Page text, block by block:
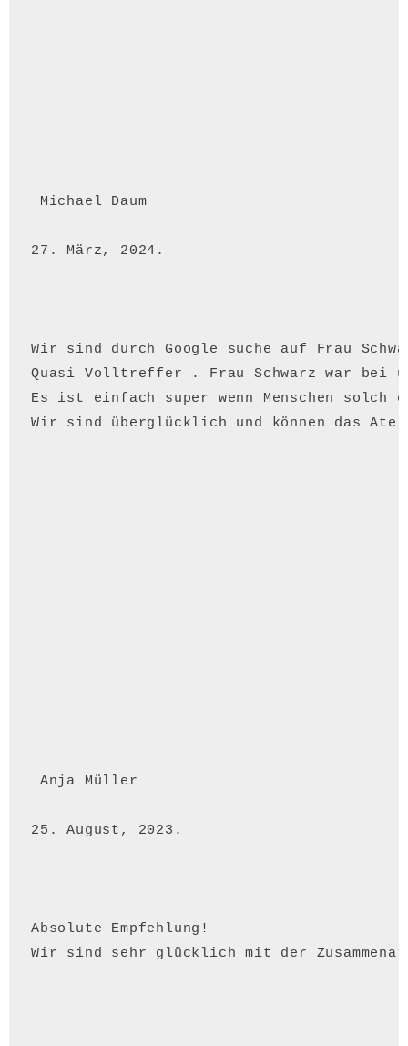
Michael Daum
27. März, 2024.
Wir sind durch Google suche auf Frau
Quasi Volltreffer . Frau Schwarz war bei
Es ist einfach super wenn Menschen
Wir sind überglücklich und können das
Anja Müller
25. August, 2023.
Absolute Empfehlung!
Wir sind sehr glücklich mit der